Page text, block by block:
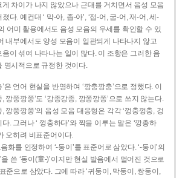
차이가 나지 않았으나 근대를 거치면서 음성 모음
다. 예컨대 ‘ 막-아, 좁-아’, ‘접-어, 굽-어, 재-어, 세-
어미 활용에서도 음성 모음의 우세를 확인할 수 있
내부에서도 양성 모음이 일관되게 나타나지 않고
이 섞여 나타나는 일이 많다. 이 조항은 그러한 음
명시적으로 규정한 것이다.
은 언어 현실을 반영하여 ‘깡충깡충’으로 정했다. 이
깡쭝깡쭝’도 ‘강종강종, 깡쫑깡쫑’으로 쓰지 않는다.
깡쭝깡쭝’의 음성 모음 대응형은 각각 ‘껑충껑충, 겅
. 그러나 ‘ 껑충하다’와 짝을 이루는 말은 ‘깡총하
오히려 비표준어이다.
화를 인정하여 ‘-둥이’를 표준어로 삼았다. ‘-둥이’의
을 쓴 ‘동이(童-)’이지만 현실 발음에서 멀어진 것으로
준으로 삼았다. 그에 따라 ‘귀둥이, 막둥이, 쌍둥이,